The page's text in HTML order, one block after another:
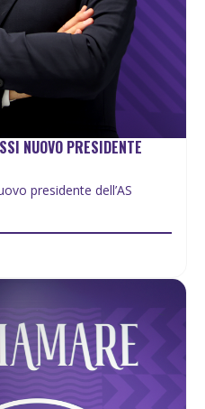
NUOVO PRESIDENTE
presidente dell’AS